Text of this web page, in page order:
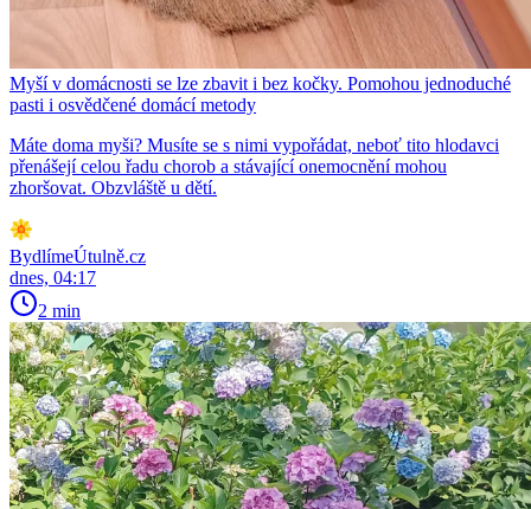
Myší v domácnosti se lze zbavit i bez kočky. Pomohou jednoduché
pasti i osvědčené domácí metody
Máte doma myši? Musíte se s nimi vypořádat, neboť tito hlodavci
přenášejí celou řadu chorob a stávající onemocnění mohou
zhoršovat. Obzvláště u dětí.
BydlímeÚtulně.cz
dnes, 04:17
2 min